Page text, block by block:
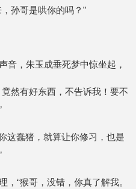
孙哥是哄你的吗？”
音，朱玉成垂死梦中惊坐起，
然有好东西，不告诉我！要不
这蠢猪，就算让你修习，也是
，“猴哥，没错，你真了解我。